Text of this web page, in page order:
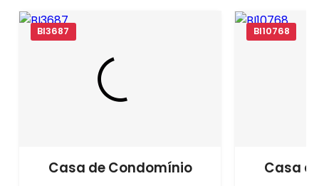
BI3687
Casa de Condomínio
BI10768
Casa